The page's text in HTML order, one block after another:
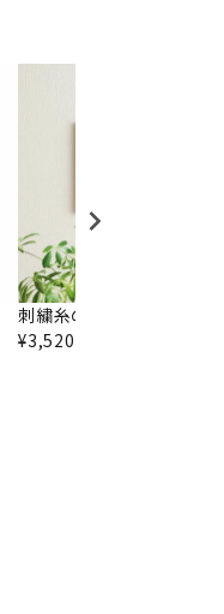
刺繍糸の絵・ローズバスケ
¥3,520